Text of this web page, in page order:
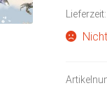
Lieferzeit: